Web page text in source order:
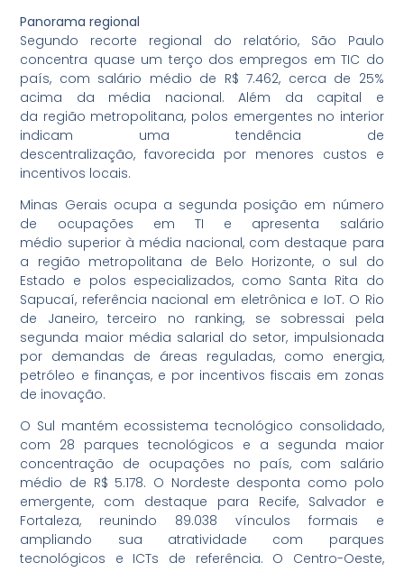
Panorama regional
Segundo recorte regional do relatório, São Paulo
concentra quase um terço dos empregos em TIC do
país, com salário médio de R$ 7.462, cerca de 25%
acima da média nacional. Além da capital e
da região metropolitana, polos emergentes no interior
indicam uma tendência de
descentralização, favorecida por menores custos e
incentivos locais.
Minas Gerais ocupa a segunda posição em número
de ocupações em TI e apresenta salário
médio superior à média nacional, com destaque para
a região metropolitana de Belo Horizonte, o sul do
Estado e polos especializados, como Santa Rita do
Sapucaí, referência nacional em eletrônica e IoT. O Rio
de Janeiro, terceiro no ranking, se sobressai pela
segunda maior média salarial do setor, impulsionada
por demandas de áreas reguladas, como energia,
petróleo e finanças, e por incentivos fiscais em zonas
de inovação.
O Sul mantém ecossistema tecnológico consolidado,
com 28 parques tecnológicos e a segunda maior
concentração de ocupações no país, com salário
médio de R$ 5.178. O Nordeste desponta como polo
emergente, com destaque para Recife, Salvador e
Fortaleza, reunindo 89.038 vínculos formais e
ampliando sua atratividade com parques
tecnológicos e ICTs de referência. O Centro-Oeste,